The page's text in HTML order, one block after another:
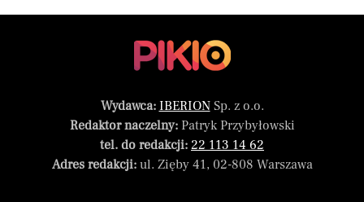
Wydawca: IBERIONSp. z o.o.
Redaktor naczelny:Patryk Przybyłowski
tel. do redakcji: 22 113 14 62
Adres redakcji:ul. Zięby 41, 02-808 Warszawa